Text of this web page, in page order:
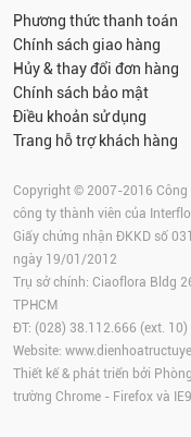
Phương thức thanh toán
Chính sách giao hàng
Hủy & thay đổi đơn hàng
Chính sách bảo mật
Điều khoản sử dụng
Trang hỗ trợ khách hàng
Copyright © 2007-2016 Công
công ty thành viên của
Giấy chứng nhận ĐKKD số
ngày 19/01/2012
Trụ sở chính: Ciaoflora Bldg
TPHCM
ĐT: (028) 38.112.666 (ext. 10)
Website:
Thiết kế & phát triển bởi
trường Chrome - Firefox và